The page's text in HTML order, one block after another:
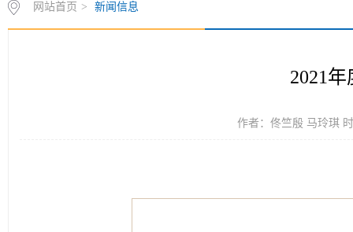
网站首页 > 新闻信息
2021
作者：佟竺殷 马玲琪